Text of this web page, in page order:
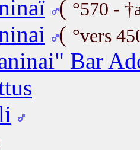
( °570 -
( °vers
Bar